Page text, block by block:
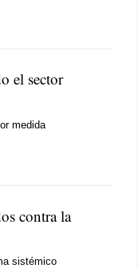
el sector
medida
contra la
sistémico